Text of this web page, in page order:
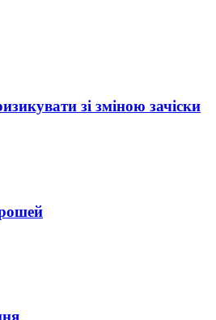
зі зміною зачіски